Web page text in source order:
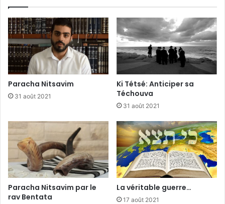
Paracha Nitsavim
31 août 2021
Ki Tétsé: Anticiper sa
Téchouva
31 août 2021
Paracha Nitsavim par le
rav Bentata
La véritable guerre…
17 août 2021